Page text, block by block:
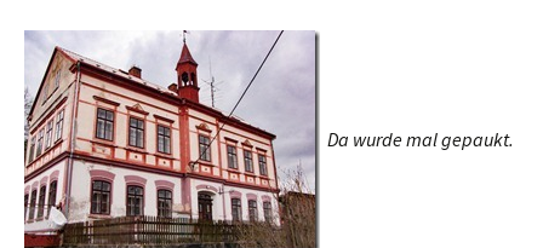
Da wurde mal gepaukt.